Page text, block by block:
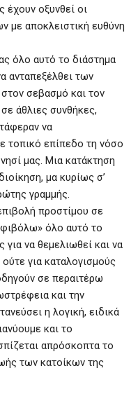
έχουν οξυνθεί οι
με αποκλειστική ευθύνη
όλο αυτό το διάστημα
ανταπεξέλθει των
σεβασμό και τον
άθλιες συνθήκες,
να
τοπικό επίπεδο τη νόσο
μας. Μια κατάκτηση
μα κυρίως σ’
γραμμής.
προστίμου σε
όλο αυτό το
να θεμελιωθεί και να
για καταλογισμούς
σε περαιτέρω
και την
η λογική, ειδικά
και το
απρόσκοπτα το
των κατοίκων της